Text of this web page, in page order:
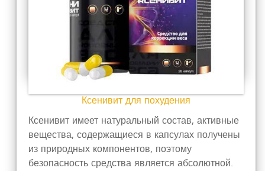
Ксенивит для похудения
Ксенивит имеет натуральный состав, активные
вещества, содержащиеся в капсулах получены
из природных компонентов, поэтому
безопасность средства является абсолютной.